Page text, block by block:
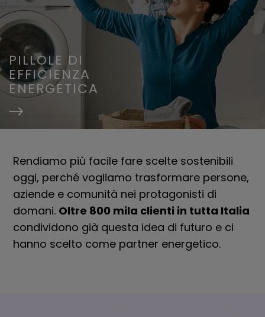
PILLOLE DI
EFFICIENZA
ENERGETICA
Rendiamo più facile fare scelte sostenibili
oggi, perché vogliamo trasformare persone,
aziende e comunità nei protagonisti di
domani. Oltre 800 mila clienti in tutta Italia
condividono già questa idea di futuro e ci
hanno scelto come partner energetico.